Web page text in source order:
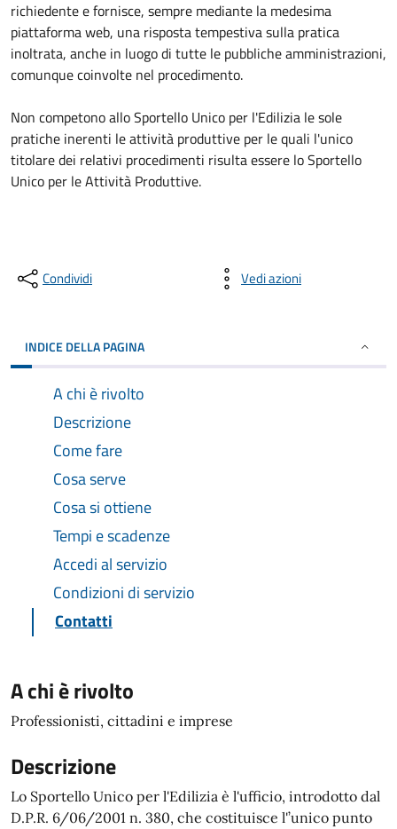
richiedente e fornisce, sempre mediante la medesima
piattaforma web, una risposta tempestiva sulla pratica
inoltrata, anche in luogo di tutte le pubbliche amministrazioni,
comunque coinvolte nel procedimento.
Non competono allo Sportello Unico per l'Edilizia le sole
pratiche inerenti le attività produttive per le quali l'unico
titolare dei relativi procedimenti risulta essere lo Sportello
Unico per le Attività Produttive.
Condividi Vedi azioni
INDICE DELLA PAGINA
A chi è rivolto
Descrizione
Come fare
Cosa serve
Cosa si ottiene
Tempi e scadenze
Accedi al servizio
Condizioni di servizio
Contatti
A chi è rivolto
Professionisti, cittadini e imprese
Descrizione
Lo Sportello Unico per l'Edilizia è l'ufficio, introdotto dal
D.P.R. 6/06/2001 n. 380, che costituisce l'’unico punto